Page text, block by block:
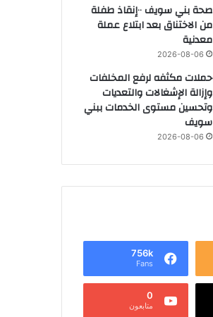
صحة بني سويف ٠٠إنقاذ طفلة
من الاختناق بعد ابتلاع عملة
معدنية
2026-08-06
حملات مكثفه لرفع المخلفات
وإزالة الإشغالات والتعديات
وتحسين مستوى الخدمات ببني
سويف
2026-08-06
756k
Fans
0
متابعون